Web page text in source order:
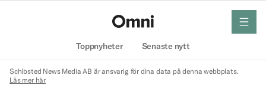
Toppnyheter Senaste nytt
meny
Schibsted News Media AB är ansvarig för dina data på denna webbplats.
Läs mer här